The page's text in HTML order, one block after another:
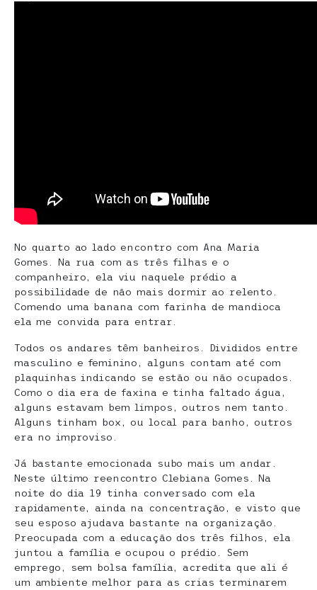
No quarto ao lado encontro com Ana Maria
Gomes. Na rua com as três filhas e o
companheiro, ela viu naquele prédio a
possibilidade de não mais dormir ao relento.
Comendo uma banana com farinha de mandioca
ela me convida para entrar.
Todos os andares têm banheiros. Divididos entre
masculino e feminino, alguns contam até com
plaquinhas indicando se estão ou não ocupados.
Como o dia era de faxina e tinha faltado água,
alguns estavam bem limpos, outros nem tanto.
Alguns tinham box, ou local para banho, outros
era no improviso.
Já bastante emocionada subo mais um andar.
Neste último reencontro Clebiana Gomes. Na
noite do dia 19 tinha conversado com ela
rapidamente, ainda na concentração, e visto que
seu esposo ajudava bastante na organização.
Preocupada com a educação dos três filhos, ela
juntou a família e ocupou o prédio. Sem
emprego, sem bolsa família, acredita que ali é
um ambiente melhor para as crias terminarem